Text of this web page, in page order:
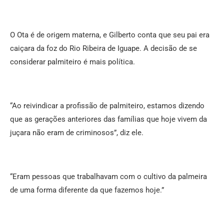
O Ota é de origem materna, e Gilberto conta que seu pai era
caiçara da foz do Rio Ribeira de Iguape. A decisão de se
considerar palmiteiro é mais política.
“Ao reivindicar a profissão de palmiteiro, estamos dizendo
que as gerações anteriores das famílias que hoje vivem da
juçara não eram de criminosos”, diz ele.
“Eram pessoas que trabalhavam com o cultivo da palmeira
de uma forma diferente da que fazemos hoje.”